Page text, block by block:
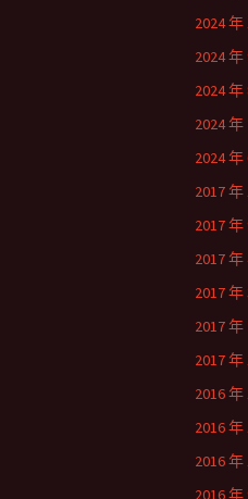
2024 年
2024 年
2024 年
2024 年
2024 年
2017 年
2017 年
2017 年
2017 年
2017 年
2017 年
2016 年
2016 年
2016 年
2016 年